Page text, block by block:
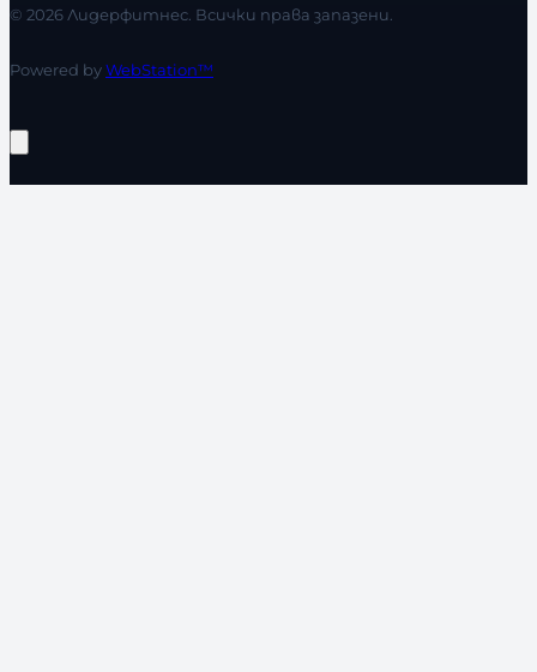
© 2026 Лидерфитнес. Всички права запазени.
Powered byWebStation™